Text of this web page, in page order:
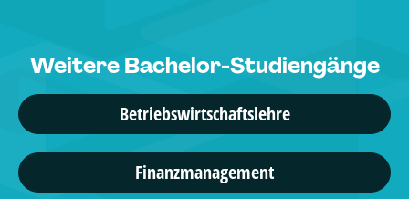
Weitere Bachelor-Studiengänge
Betriebswirtschaftslehre
Finanzmanagement